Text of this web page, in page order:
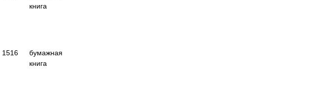
книга
1516
бумажная
книга